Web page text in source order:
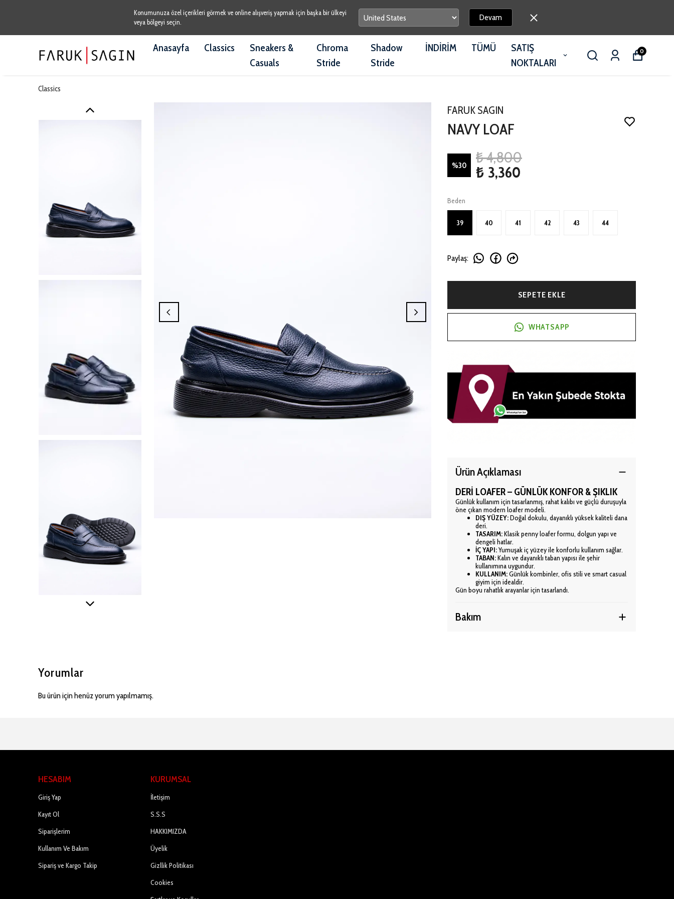
Konumunuza özel içerikleri görmek ve online alışveriş yapmak için başka bir ülkeyi
veya bölgeyi seçin.
Devam
Anasayfa Classics
Sneakers &
Casuals
Chroma
Stride
Shadow
Stride
İNDİRİM TÜMÜ
SATIŞ
NOKTALARI
0
Classics
FARUK SAGIN
NAVY LOAF
%30
₺ 4,800
₺ 3,360
Beden
39 40 41 42 43 44
Paylaş:
SEPETE EKLE
WHATSAPP
Ürün Açıklaması
DERİ LOAFER – GÜNLÜK KONFOR & ŞIKLIK
Günlük kullanım için tasarlanmış, rahat kalıbı ve güçlü duruşuyla
öne çıkan modern loafer modeli.
DIŞ YÜZEY:Doğal dokulu, dayanıklı yüksek kaliteli dana
deri.
TASARIM:Klasik penny loafer formu, dolgun yapı ve
dengeli hatlar.
İÇ YAPI:Yumuşak iç yüzey ile konforlu kullanım sağlar.
TABAN:Kalın ve dayanıklı taban yapısı ile şehir
kullanımına uygundur.
KULLANIM:Günlük kombinler, ofis stili ve smart casual
giyim için idealdir.
Gün boyu rahatlık arayanlar için tasarlandı.
Bakım
Yorumlar
Bu ürün için henüz yorum yapılmamış.
HESABIM
Giriş Yap
Kayıt Ol
Siparişlerim
Kullanım Ve Bakım
Sipariş ve Kargo Takip
KURUMSAL
İletişim
S.S.S
HAKKIMIZDA
Üyelik
Gizllik Politikası
Cookies